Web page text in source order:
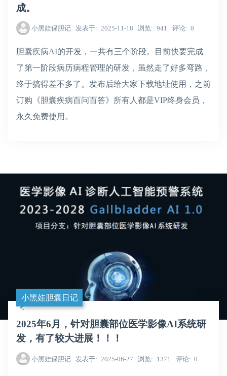
成。
小黑娃保胆记 发表于 2025-11-18 浏览 941 评论 0
胆囊疾病AI的开发，一共有三个阶段。目前快要完成
了第一阶段病历病程管理的研发，虽然走了好多弯路，
终于搞得差不多了。发布后给大家下载地址使用，之前
订购《胆囊疾病百问百答》所有人都是VIP终身会员，
永久免费使用。
小黑娃胆囊日记
2025年6月，针对胆囊部位医学影像AI系统研
发 ，有了较大进展！！！
小黑娃保胆记 发表于 2025-06-27 浏览 1371 评论 0